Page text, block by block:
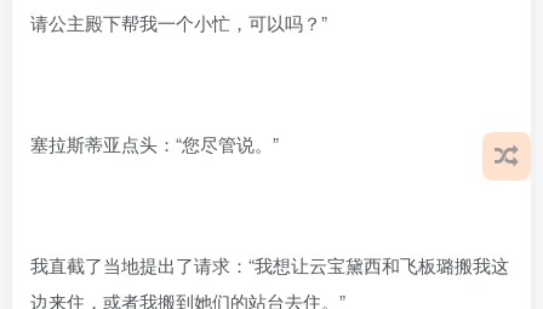
请公主殿下帮我一个小忙，可以吗？”
塞拉斯蒂亚点头：“您尽管说。”
我直截了当地提出了请求：“我想让云宝黛西和飞板璐搬我这
边来住，或者我搬到她们的站台去住。”